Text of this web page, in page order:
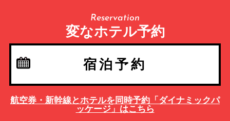
Reservation
変なホテル予約
宿泊予約
航空券・新幹線とホテルを同時予約「ダイナミックパ
ッケージ」はこちら